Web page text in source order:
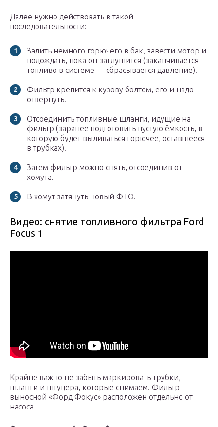
Далее нужно действовать в такой
последовательности:
Залить немного горючего в бак, завести мотор и
подождать, пока он заглушится (заканчивается
топливо в системе — сбрасывается давление).
Фильтр крепится к кузову болтом, его и надо
отвернуть.
Отсоединить топливные шланги, идущие на
фильтр (заранее подготовить пустую ёмкость, в
которую будет выливаться горючее, оставшееся
в трубках).
Затем фильтр можно снять, отсоединив от
хомута.
В хомут затянуть новый ФТО.
Видео: снятие топливного фильтра Ford
Focus 1
Крайне важно не забыть маркировать трубки,
шланги и штуцера, которые снимаем. Фильтр
выносной «Форд Фокус» расположен отдельно от
насоса